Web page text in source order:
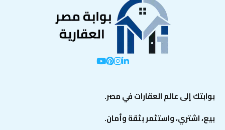
بوابتك إلى عالم العقارات في مصر.
بيع، اشتري، واستثمر بثقة وأمان.